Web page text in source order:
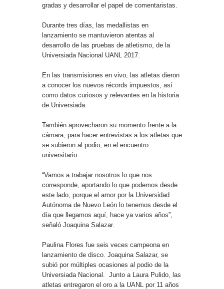
gradas y desarrollar el papel de comentaristas.
Durante tres días, las medallistas en
lanzamiento se mantuvieron atentas al
desarrollo de las pruebas de atletismo, de la
Universiada Nacional UANL 2017.
En las transmisiones en vivo, las atletas dieron
a conocer los nuevos récords impuestos, así
como datos curiosos y relevantes en la historia
de Universiada.
También aprovecharon su momento frente a la
cámara, para hacer entrevistas a los atletas que
se subieron al podio, en el encuentro
universitario.
“Vamos a trabajar nosotros lo que nos
corresponde, aportando lo que podemos desde
este lado, porque el amor por la Universidad
Autónoma de Nuevo León lo tenemos desde el
día que llegamos aquí, hace ya varios años”,
señaló Joaquina Salazar.
Paulina Flores fue seis veces campeona en
lanzamiento de disco. Joaquina Salazar, se
subió por múltiples ocasiones al podio de la
Universiada Nacional. Junto a Laura Pulido, las
atletas entregaron el oro a la UANL por 11 años